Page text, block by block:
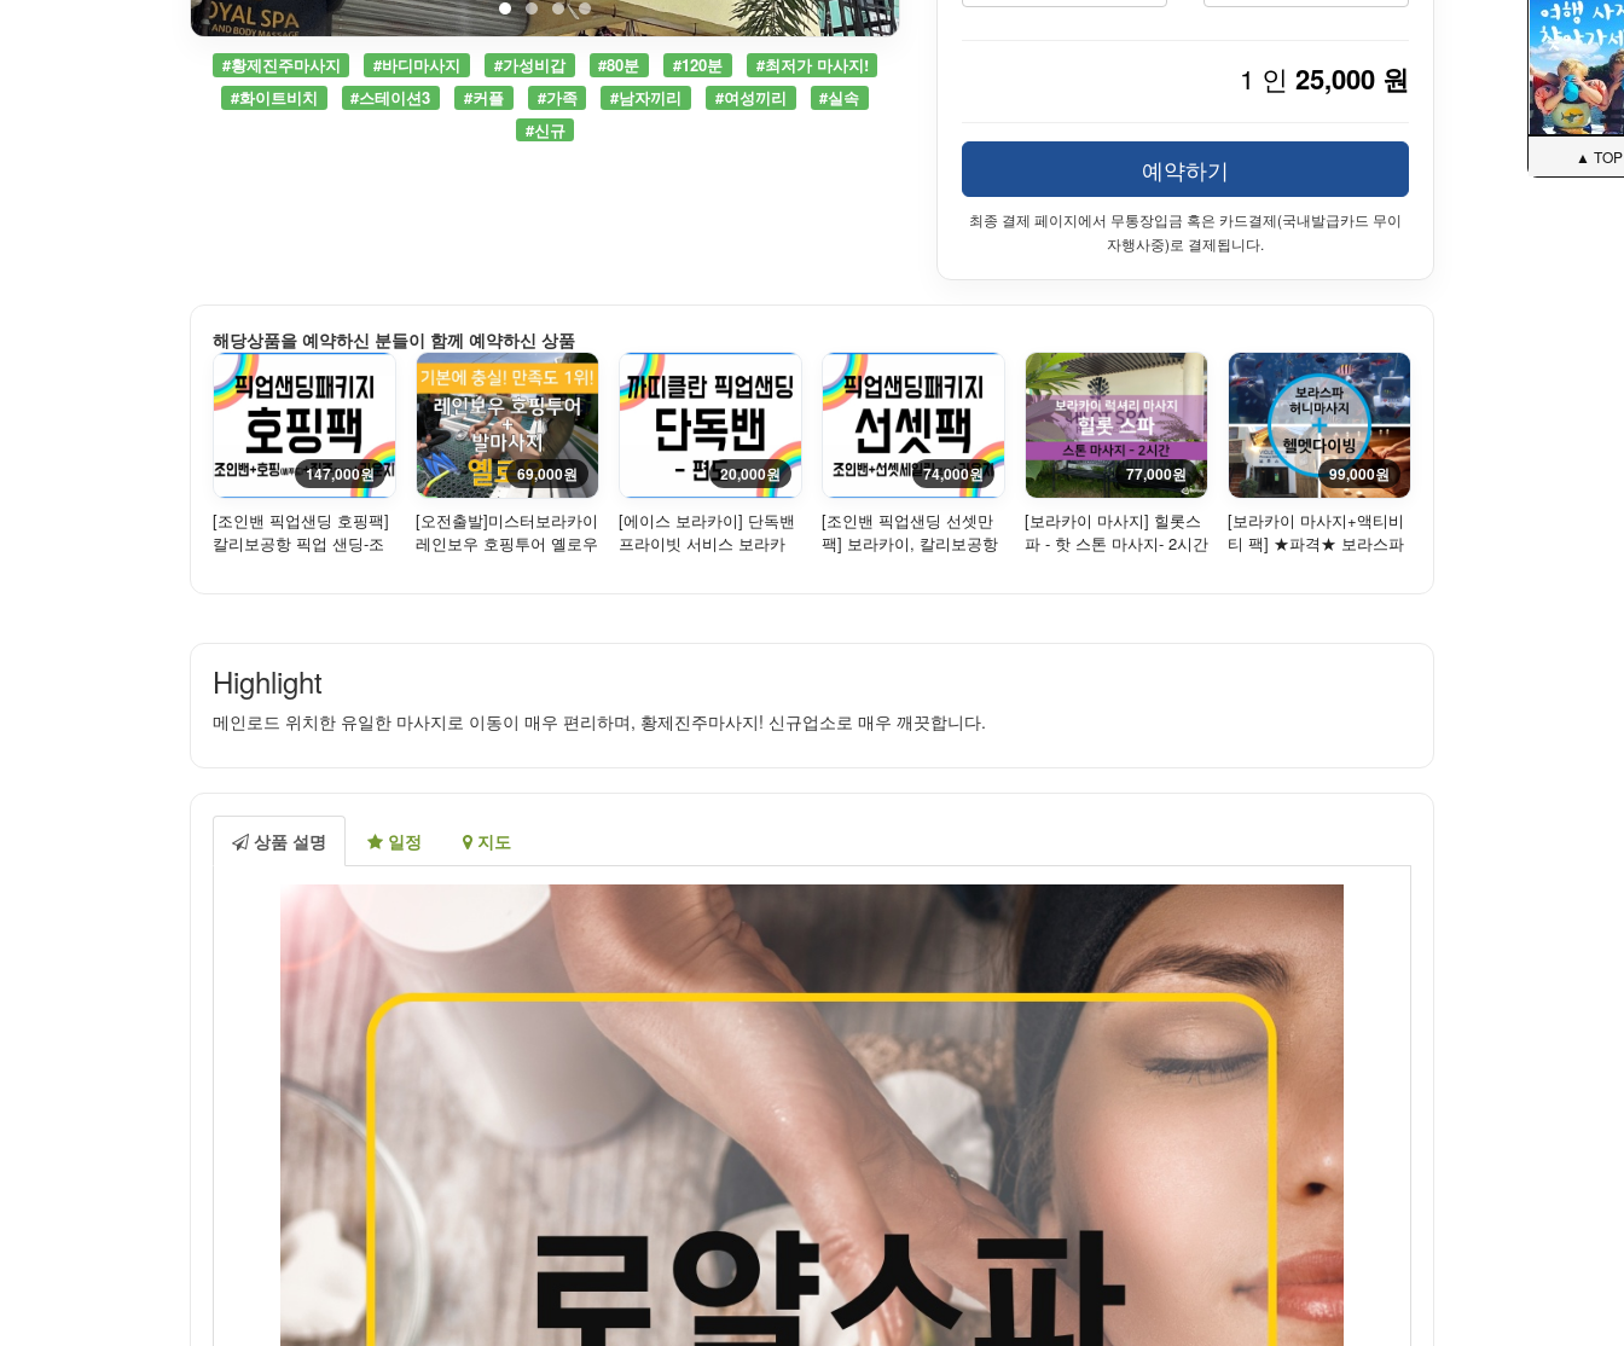
#황제진주마사지 #바디마사지 #가성비갑 #80분 #120분
#최저가 마사지!
#화이트비치
#스테이션3 #커플 #가족 #남자끼리 #여성끼리
#실속
#신규
1 인 25,000 원
예약하기
최종 결제 페이지에서 무통장입금 혹은 카드결제(국내발급카드 무이
자행사중)로 결제됩니다.
해당상품을 예약하신 분들이 함께 예약하신 상품
147,000원
[조인밴 픽업샌딩 호핑팩]
칼리보공항 픽업 샌딩-조
69,000원
[오전출발]미스터보라카이
레인보우 호핑투어 옐로우
20,000원
[에이스 보라카이] 단독밴
프라이빗 서비스 보라카
74,000원
[조인밴 픽업샌딩 선셋만
팩] 보라카이, 칼리보공항
77,000원
[보라카이 마사지] 힐롯스
파 - 핫 스톤 마사지- 2시간
99,000원
[보라카이 마사지+액티비
티 팩] ★파격★ 보라스파
Highlight
메인로드 위치한 유일한 마사지로 이동이 매우 편리하며, 황제진주마사지! 신규업소로 매우 깨끗합니다.
상품 설명 일정 지도
▲ TOP